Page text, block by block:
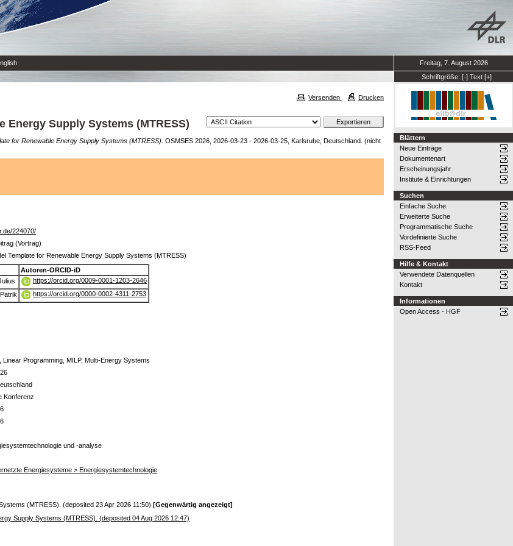
Freitag, 7. August 2026
Schriftgröße: [-] Text [+]
Versenden Drucken
Energy Supply Systems (MTRESS)
for Renewable Energy Supply Systems (MTRESS). OSMSES 2026, 2026-03-23 - 2026-03-25, Karlsruhe, Deutschland. (nicht
224070/
(Vortrag)
Template for Renewable Energy Supply Systems (MTRESS)
Autoren-ORCID-iD
https://orcid.org/0009-0001-1203-2646
https://orcid.org/0000-0002-4311-2753
Linear Programming, MILP, Multi-Energy Systems
Konferenz
und -analyse
Energiesysteme > Energiesystemtechnologie
(MTRESS). (deposited 23 Apr 2026 11:50) [Gegenwärtig angezeigt]
Supply Systems (MTRESS). (deposited 04 Aug 2026 12:47)
Blättern
Neue Einträge
Dokumentenart
Erscheinungsjahr
Institute & Einrichtungen
Suchen
Einfache Suche
Erweiterte Suche
Programmatische Suche
Vordefinierte Suche
RSS-Feed
Hilfe & Kontakt
Verwendete Datenquellen
Kontakt
Informationen
Open Access - HGF